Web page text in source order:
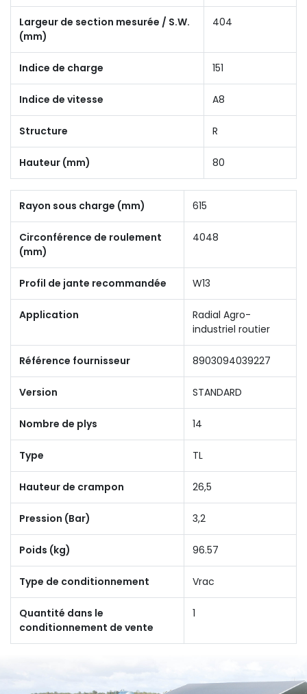
Largeur de section mesurée / S.W.
(mm)
404
Indice de charge 151
Indice de vitesse A8
Structure R
Hauteur (mm) 80
Rayon sous charge (mm) 615
Circonférence de roulement
(mm)
4048
Profil de jante recommandée W13
Application
Radial Agro-
industriel routier
Référence fournisseur 8903094039227
Version STANDARD
Nombre de plys 14
Type TL
Hauteur de crampon 26,5
Pression (Bar) 3,2
Poids (kg) 96.57
Type de conditionnement Vrac
Quantité dans le
conditionnement de vente
1